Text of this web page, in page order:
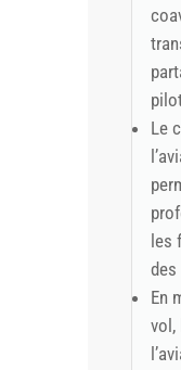
Le
les
des
En
vol,